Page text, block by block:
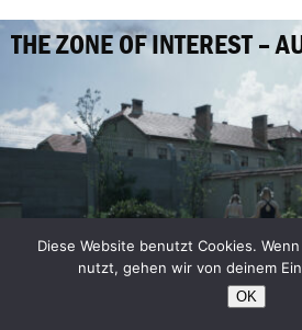
THE ZONE OF INTEREST –
Diese Website benutzt Cookies.
nutzt, gehen wir von deinem
OK